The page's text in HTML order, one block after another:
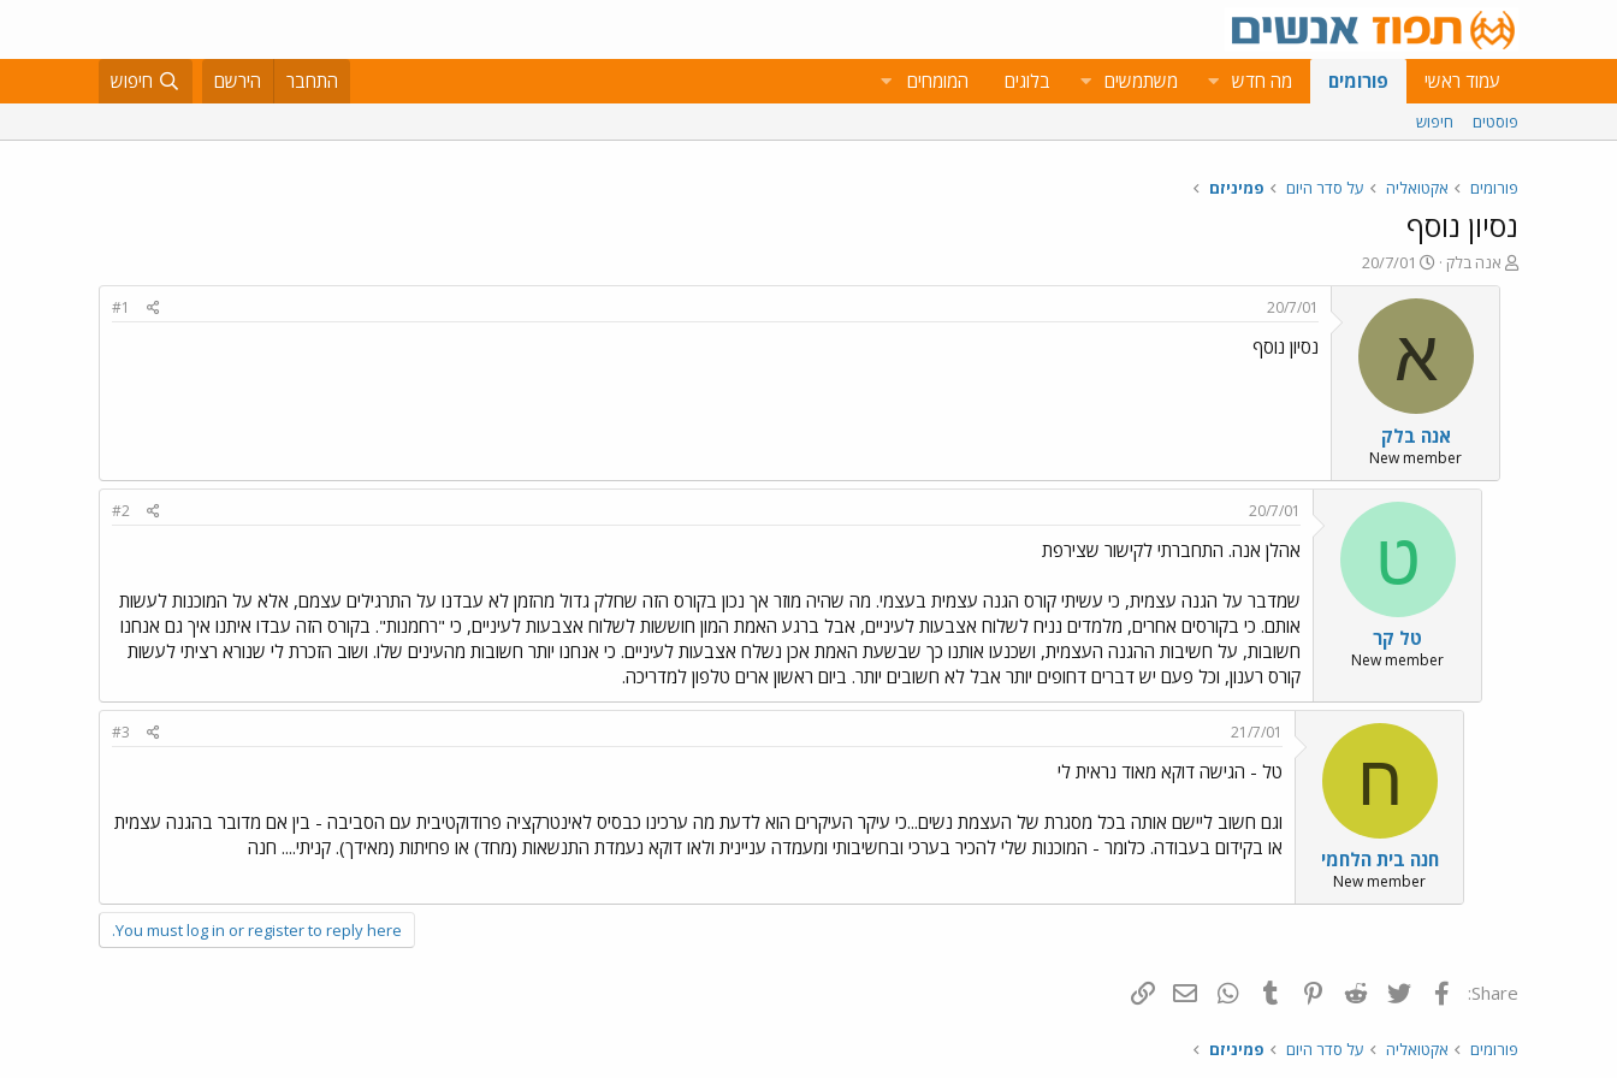
עמוד ראשי פורומים מה חדש משתמשים בלוגים המומחים התחבר הירשם חיפוש
פוסטים חיפוש
פורומים אקטואליה על סדר היום פמיניזם
נסיון נוסף
פ
ו
אנה בלק
פ
ו
ר
ם
ב
א
ר
י
ך
20/7/01
א
אנה בלק
New member
20/7/01
#1
נסיון נוסף
ט
טל קר
New member
20/7/01
#2
אהלן אנה. התחברתי לקישור שצירפת
שמדבר על הגנה עצמית, כי עשיתי קורס הגנה עצמית בעצמי. מה שהיה מוזר אך נכון בקורס הזה שחלק גדול מהזמן לא עבדנו על התרגילים עצמם, אלא על המוכנות לעשות
אותם. כי בקורסים אחרים, מלמדים נניח לשלוח אצבעות לעיניים, אבל ברגע האמת המון חוששות לשלוח אצבעות לעיניים, כי "רחמנות". בקורס הזה עבדו איתנו איך גם אנחנו
חשובות, על חשיבות ההגנה העצמית, ושכנעו אותנו כך שבשעת האמת אכן נשלח אצבעות לעיניים. כי אנחנו יותר חשובות מהעינים שלו. ושוב הזכרת לי שנורא רציתי לעשות
קורס רענון, וכל פעם יש דברים דחופים יותר אבל לא חשובים יותר. ביום ראשון ארים טלפון למדריכה.
ח
חנה בית הלחמי
New member
21/7/01
#3
טל - הגישה דוקא מאוד נראית לי
וגם חשוב ליישם אותה בכל מסגרת של העצמת נשים...כי עיקר העיקרים הוא לדעת מה ערכינו כבסיס לאינטרקציה פרודוקטיבית עם הסביבה - בין אם מדובר בהגנה עצמית
או בקידום בעבודה. כלומר - המוכנות שלי להכיר בערכי ובחשיבותי ומעמדה עניינית ולאו דוקא נעמדת התנשאות (מחד) או פחיתות (מאידך). קניתי.... חנה
You must log in or register to reply here.
Share: פייסבוק Twitter
Reddit
Pinterest
Tumblr
WhatsAppדואר אלקטרוני
פורומים אקטואליה על סדר היום פמיניזם